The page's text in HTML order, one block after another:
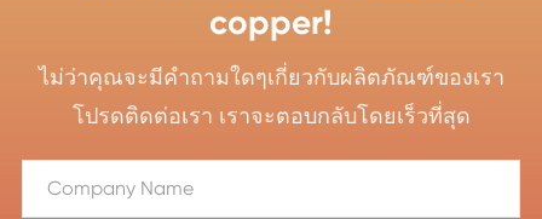
copper!
ไม่ว่าคุณจะมีคำถามใดๆเกี่ยวกับผลิตภัณฑ์ของเรา
โปรดติดต่อเรา เราจะตอบกลับโดยเร็วที่สุด